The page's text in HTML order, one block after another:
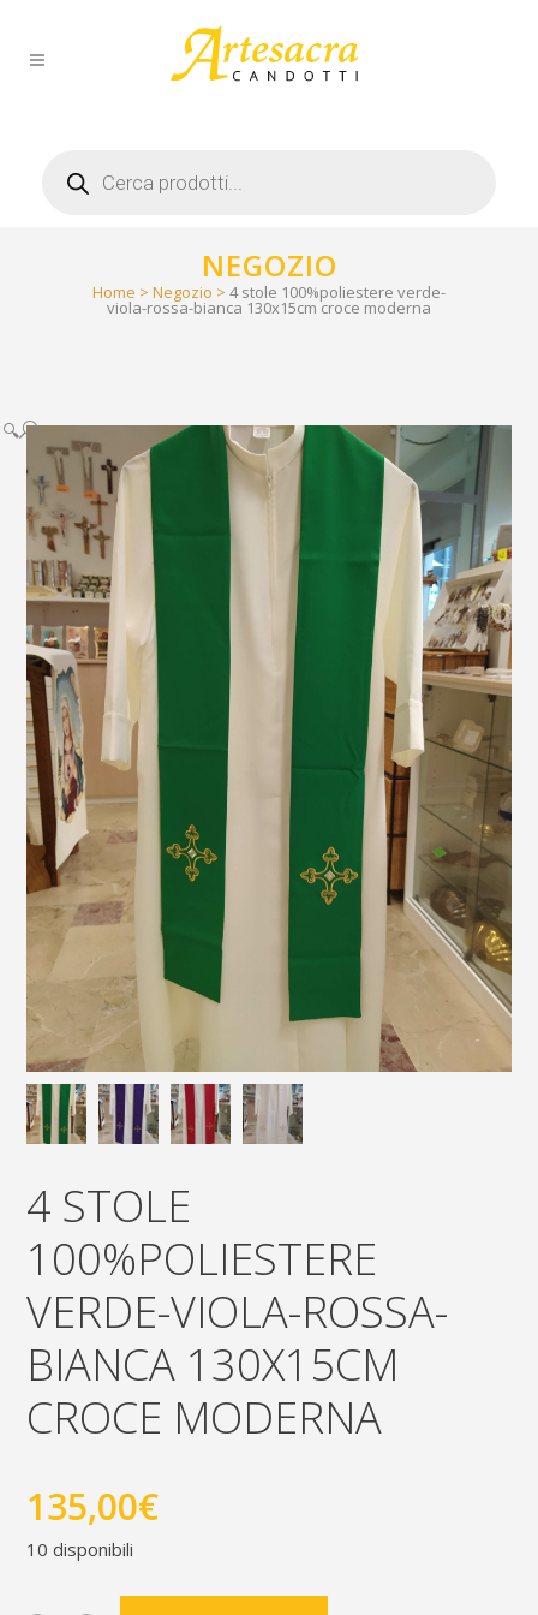
search
NEGOZIO
Home > Negozio > 4 stole 100%poliestere verde-
viola-rossa-bianca 130x15cm croce moderna
🔍
4 STOLE
100%POLIESTERE
VERDE-VIOLA-ROSSA-
BIANCA 130X15CM
CROCE MODERNA
135,00€
10 disponibili